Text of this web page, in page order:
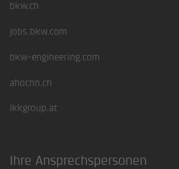
bkw.ch
jobs.bkw.com
bkw-engineering.com
ahochn.ch
ikkgroup.at
Ihre Ansprechspersonen